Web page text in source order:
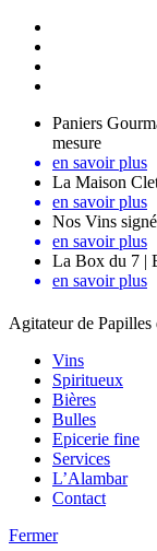
Paniers
mesure
en savoir plus
La Maison
en savoir plus
Nos Vins
en savoir plus
La Box du 7 |
en savoir plus
Agitateur de Papilles
Vins
Spiritueux
Bières
Bulles
Epicerie fine
Services
L’Alambar
Contact
Fermer